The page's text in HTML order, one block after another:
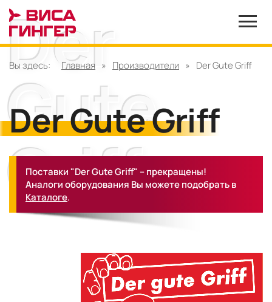
Вы здесь: Главная » Производители » Der Gute Griff
Der Gute Griff
Поставки "Der Gute Griff" – прекращены!
Аналоги оборудования Вы можете подобрать в
Каталоге.